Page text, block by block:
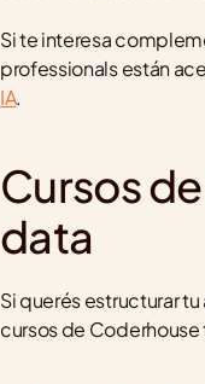
Si te interesa
professionals están
IA.
Cursos
data
Si querés estructurar
cursos de